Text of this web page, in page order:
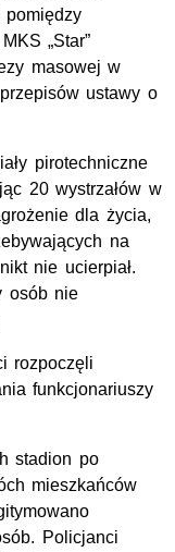
pomiędzy
„Star”
masowej w
ustawy o
pirotechniczne
20 wystrzałów w
dla życia,
na
nie ucierpiał.
osób nie
rozpoczęli
funkcjonariuszy
stadion po
mieszkańców
Policjanci